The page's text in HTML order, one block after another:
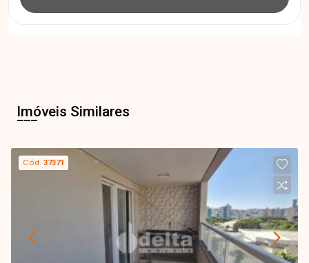
Imóveis Similares
Cód.37371